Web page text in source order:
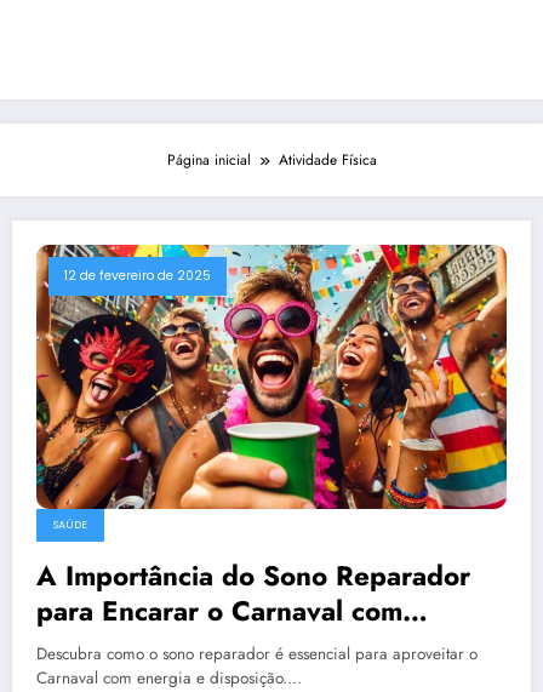
Página inicial Atividade Física
12 de fevereiro de 2025
SAÚDE
A Importância do Sono Reparador
para Encarar o Carnaval com
Energia e Saúde
Descubra como o sono reparador é essencial para aproveitar o
Carnaval com energia e disposição.…